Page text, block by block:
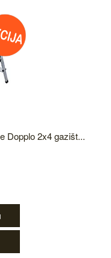
Dopplo 2x4 gazišt...